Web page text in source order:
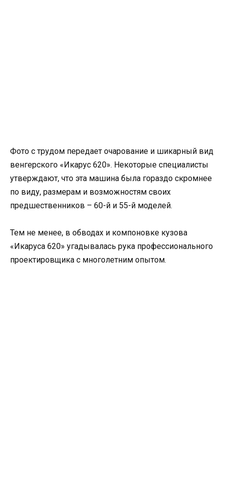
Фото с трудом передает очарование и шикарный вид
венгерского «Икарус 620». Некоторые специалисты
утверждают, что эта машина была гораздо скромнее
по виду, размерам и возможностям своих
предшественников – 60-й и 55-й моделей.
Тем не менее, в обводах и компоновке кузова
«Икаруса 620» угадывалась рука профессионального
проектировщика с многолетним опытом.